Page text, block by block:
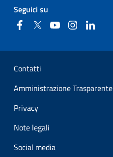
Seguici su
FacebookTwitter YouTubeInstagram
Sezione Link Utili
Contatti
Amministrazione Trasparente
Privacy
Note legali
Social media